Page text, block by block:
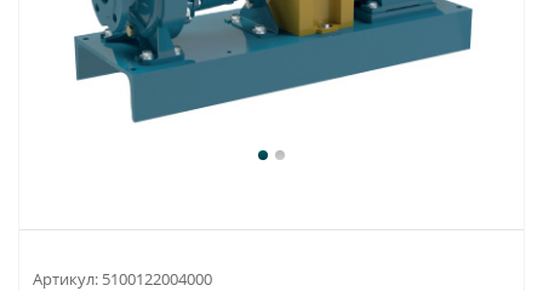
Артикул: 5100122004000